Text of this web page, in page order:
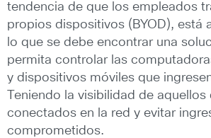
tendencia de que los empleados
propios dispositivos (BYOD), está
lo que se debe encontrar una
permita controlar las
y dispositivos móviles que
Teniendo la visibilidad de aquellos
conectados en la red y evitar
comprometidos.